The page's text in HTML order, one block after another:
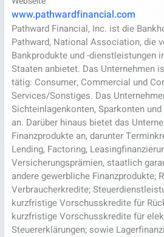
www.pathwardfinancial.com
Pathward Financial, Inc. ist die
Pathward, National Association, die
Bankprodukte und -dienstleistungen
Staaten anbietet. Das Unternehmen
tätig: Consumer, Commercial und
Services/Sonstiges. Das
Sichteinlagenkonten, Sparkonten
an. Darüber hinaus bietet das
Finanzprodukte an, darunter
Lending, Factoring,
Versicherungsprämien, staatlich
andere gewerbliche Finanzprodukte;
Verbraucherkredite;
kurzfristige Vorschusskredite für
kurzfristige Vorschusskredite für
Steuererklärungen; sowie